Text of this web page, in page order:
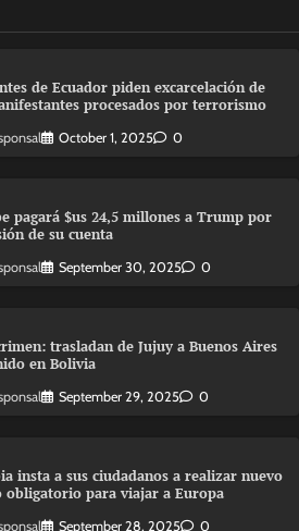
de Ecuador piden excarcelación de
procesados por terrorismo
October 1, 2025 0
pagará $us 24,5 millones a Trump por
de su cuenta
September 30, 2025 0
trasladan de Jujuy a Buenos Aires
en Bolivia
September 29, 2025 0
insta a sus ciudadanos a realizar nuevo
obligatorio para viajar a Europa
September 28, 2025 0